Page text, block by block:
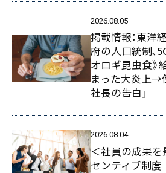
2026.08.05
掲載情報：東洋
府の人口統制､
オロギ昆虫食》
まった大炎上→
社長の告白」
2026.08.04
＜社員の成果
センティブ制度